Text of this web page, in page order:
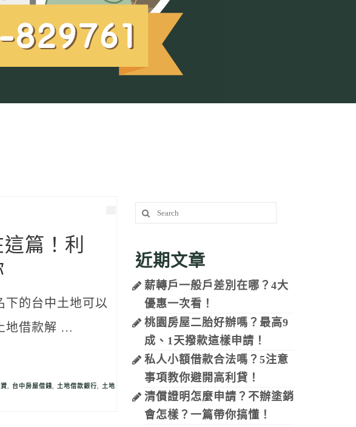
篇！利
下的台中土地可以
地借款解 …
, 台中房屋借錢, 土地借款銀行, 土地
Search
for:
近期文章
薪轉戶一般戶差別在哪？4大
優惠一次看！
桃園房屋二胎好辦嗎？最高9
成、1天撥款這樣申請！
私人小額借款合法嗎？5注意
事項教你避開高利貸！
清償證明怎麼申請？不辦塗銷
會怎樣？一篇帶你搞懂！